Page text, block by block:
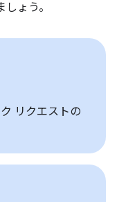
ょう。
リクエストの